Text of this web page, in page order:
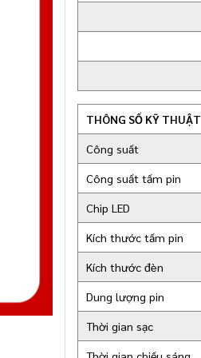
THÔNG SỐ KỸ THUẬT
Công suất
Công suất tấm pin
Chip LED
Kích thước tấm pin
Kích thước đèn
Dung lượng pin
Thời gian sạc